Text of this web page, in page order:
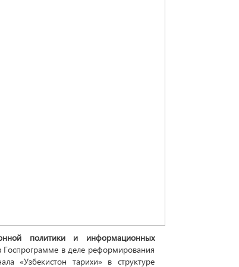
политики и информационных
Госпрограмме в деле реформирования
«Узбекистон тарихи» в структуре